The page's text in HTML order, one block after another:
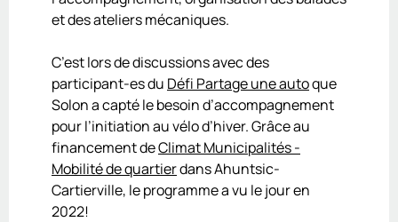
et des ateliers mécaniques.
C’est lors de discussions avec des
participant-es du Défi Partage une autoque
Solon a capté le besoin d’accompagnement
pour l’initiation au vélo d’hiver. Grâce au
financement deClimat Municipalités -
Mobilité de quartierdans Ahuntsic-
Cartierville, le programme a vu le jour en
2022!